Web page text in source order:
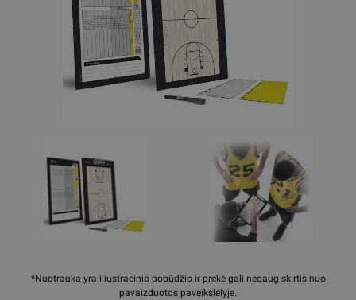
*Nuotrauka yra iliustracinio pobūdžio ir prekė gali nedaug skirtis nuo
pavaizduotos paveikslėlyje.